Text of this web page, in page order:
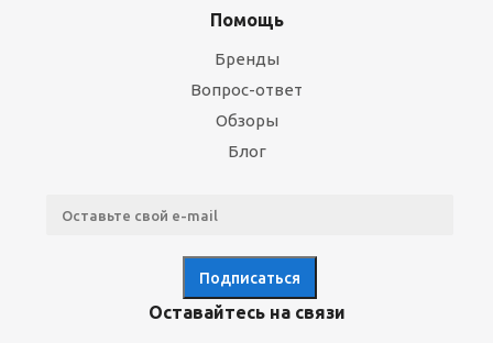
Помощь
Бренды
Вопрос-ответ
Обзоры
Блог
Оставайтесь на связи